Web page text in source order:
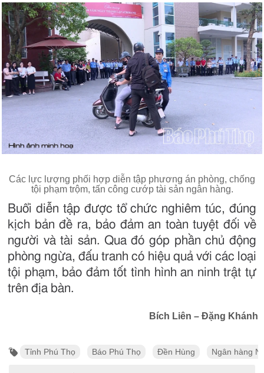
Các lực lượng phối hợp diễn tập phương án phòng, chống
tội phạm trộm, tấn công cướp tài sản ngân hàng.
Buổi diễn tập được tổ chức nghiêm túc, đúng
kịch bản đề ra, bảo đảm an toàn tuyệt đối về
người và tài sản. Qua đó góp phần chủ động
phòng ngừa, đấu tranh có hiệu quả với các loại
tội phạm, bảo đảm tốt tình hình an ninh trật tự
trên địa bàn.
Bích Liên – Đặng Khánh
Tỉnh Phú Thọ Báo Phú Thọ Đền Hùng Ngân hàng